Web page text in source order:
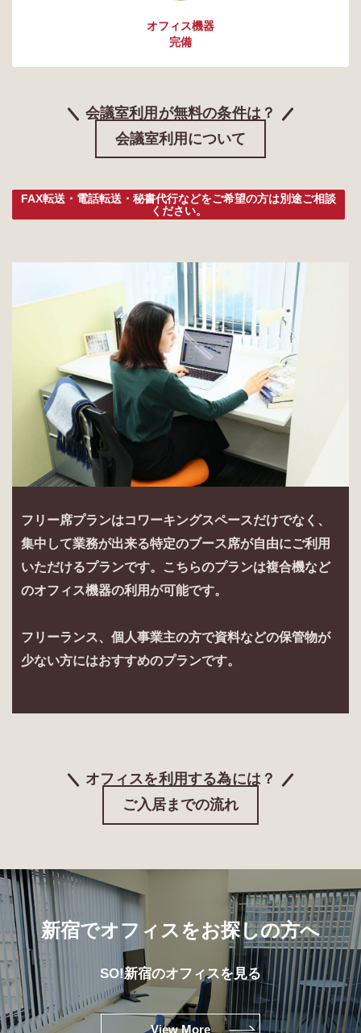
オフィス機器
完備
会議室利用が無料の条件は？
会議室利用について
FAX転送・電話転送・秘書代行などをご希望の方は別途ご相談
ください。
フリー席プランはコワーキングスペースだけでなく、
集中して業務が出来る特定のブース席が自由にご利用
いただけるプランです。こちらのプランは複合機など
のオフィス機器の利用が可能です。
フリーランス、個人事業主の方で資料などの保管物が
少ない方にはおすすめのプランです。
オフィスを利用する為には？
ご入居までの流れ
新宿でオフィスをお探しの方へ
SO!新宿のオフィスを見る
View More